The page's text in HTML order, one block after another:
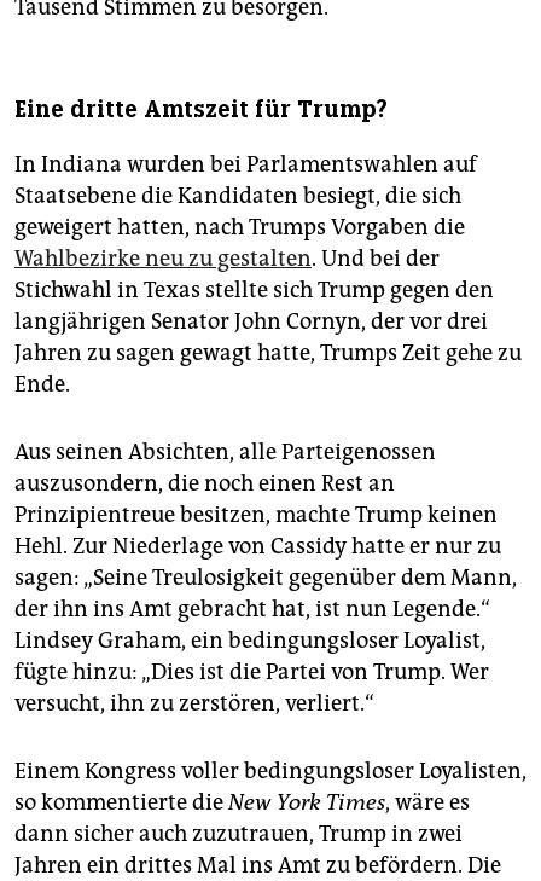
Tausend Stimmen zu besorgen.
Eine dritte Amtszeit für Trump?
In Indiana wurden bei Parlamentswahlen auf
Staatsebene die Kandidaten besiegt, die sich
geweigert hatten, nach Trumps Vorgaben die
Wahlbezirke neu zu gestalten. Und bei der
Stichwahl in Texas stellte sich Trump gegen den
langjährigen Senator John Cornyn, der vor drei
Jahren zu sagen gewagt hatte, Trumps Zeit gehe zu
Ende.
Aus seinen Absichten, alle Parteigenossen
auszusondern, die noch einen Rest an
Prinzipientreue besitzen, machte Trump keinen
Hehl. Zur Niederlage von Cassidy hatte er nur zu
sagen: „Seine Treulosigkeit gegenüber dem Mann,
der ihn ins Amt gebracht hat, ist nun Legende.“
Lindsey Graham, ein bedingungsloser Loyalist,
fügte hinzu: „Dies ist die Partei von Trump. Wer
versucht, ihn zu zerstören, verliert.“
Einem Kongress voller bedingungsloser Loyalisten,
so kommentierte dieNew York Times, wäre es
dann sicher auch zuzutrauen, Trump in zwei
Jahren ein drittes Mal ins Amt zu befördern. Die